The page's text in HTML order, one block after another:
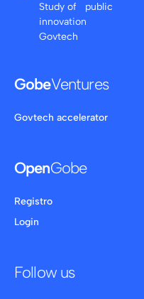
Study of public
innovation
Govtech
GobeVentures
Govtech accelerator
OpenGobe
Registro
Login
Follow us